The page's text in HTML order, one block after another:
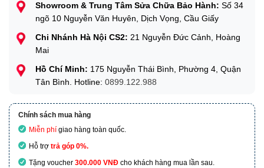
Showroom & Trung Tâm Sửa Chữa Bảo Hành: Số 34
ngõ 10 Nguyễn Văn Huyên, Dịch Vọng, Cầu Giấy
Chi Nhánh Hà Nội CS2: 21 Nguyễn Đức Cảnh, Hoàng
Mai
Hồ Chí Minh: 175 Nguyễn Thái Bình, Phường 4, Quận
Tân Bình. Hotline: 0899.122.988
Chính sách mua hàng
Miễn phí giao hàng toàn quốc.
Hỗ trợ trả góp 0%.
Tặng voucher 300.000 VNĐ cho khách hàng mua lần sau.